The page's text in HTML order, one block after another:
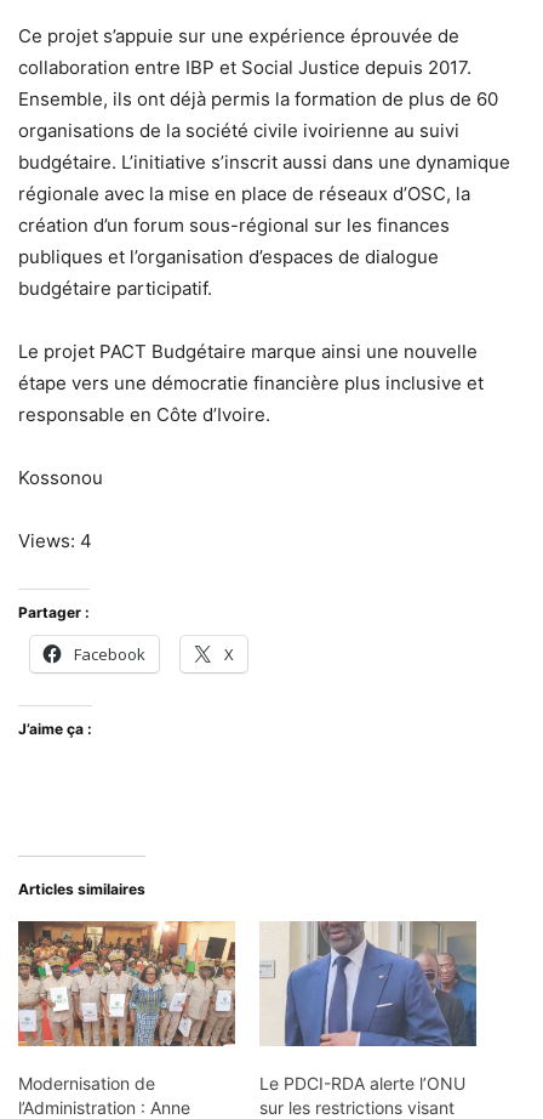
Ce projet s’appuie sur une expérience éprouvée de
collaboration entre IBP et Social Justice depuis 2017.
Ensemble, ils ont déjà permis la formation de plus de 60
organisations de la société civile ivoirienne au suivi
budgétaire. L’initiative s’inscrit aussi dans une dynamique
régionale avec la mise en place de réseaux d’OSC, la
création d’un forum sous-régional sur les finances
publiques et l’organisation d’espaces de dialogue
budgétaire participatif.
Le projet PACT Budgétaire marque ainsi une nouvelle
étape vers une démocratie financière plus inclusive et
responsable en Côte d’Ivoire.
Kossonou
Views: 4
Partager :
Facebook X
J’aime ça :
Articles similaires
Modernisation de
l’Administration : Anne
Le PDCI-RDA alerte l’ONU
sur les restrictions visant